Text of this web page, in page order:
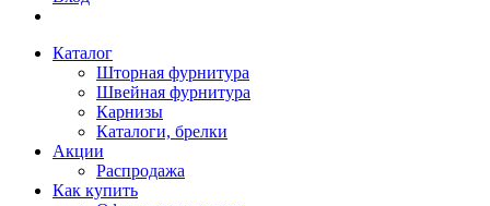
Каталог
Шторная фурнитура
Швейная фурнитура
Карнизы
Каталоги, брелки
Акции
Распродажа
Как купить